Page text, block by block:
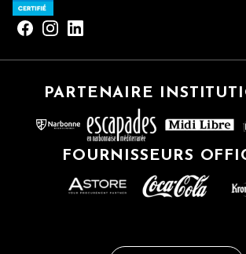
PARTENAIRE
FOURNISSEURS